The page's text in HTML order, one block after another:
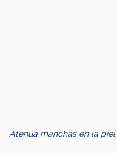
Atenúa manchas en la piel.